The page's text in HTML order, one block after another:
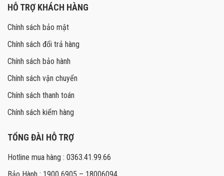
HỖ TRỢ KHÁCH HÀNG
Chính sách bảo mật
Chính sách đổi trả hàng
Chính sách bảo hành
Chính sách vận chuyển
Chính sách thanh toán
Chính sách kiểm hàng
TỔNG ĐÀI HỖ TRỢ
Hotline mua hàng : 0363.41.99.66